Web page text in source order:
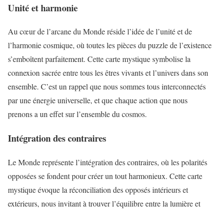
Unité et harmonie
Au cœur de l’arcane du Monde réside l’idée de l’unité et de
l’harmonie cosmique, où toutes les pièces du puzzle de l’existence
s’emboîtent parfaitement. Cette carte mystique symbolise la
connexion sacrée entre tous les êtres vivants et l’univers dans son
ensemble. C’est un rappel que nous sommes tous interconnectés
par une énergie universelle, et que chaque action que nous
prenons a un effet sur l’ensemble du cosmos.
Intégration des contraires
Le Monde représente l’intégration des contraires, où les polarités
opposées se fondent pour créer un tout harmonieux. Cette carte
mystique évoque la réconciliation des opposés intérieurs et
extérieurs, nous invitant à trouver l’équilibre entre la lumière et